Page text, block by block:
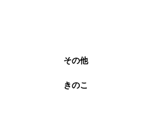
その他
きのこ